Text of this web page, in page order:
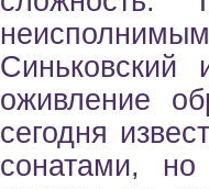
оживление
сегодня
сонатами,